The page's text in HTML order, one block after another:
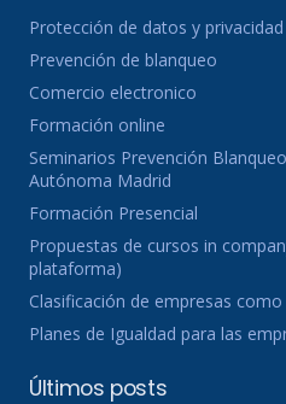
Protección de datos y privacidad
Prevención de blanqueo
Comercio electronico
Formación online
Seminarios Prevención
Autónoma Madrid
Formación Presencial
Propuestas de cursos in
plataforma)
Clasificación de empresas
Planes de Igualdad para las
Últimos posts